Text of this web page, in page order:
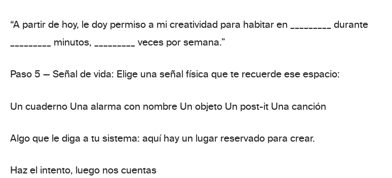
“A partir de hoy, le doy permiso a mi creatividad para habitar en _________
durante
_________ minutos, _________ veces por semana.”
Paso 5 — Señal de vida: Elige una señal física que te recuerde ese espacio:
Un cuaderno Una alarma con nombre Un objeto Un post-it Una canción
Algo que le diga a tu sistema: aquí hay un lugar reservado para crear.
Haz el intento, luego nos cuentas